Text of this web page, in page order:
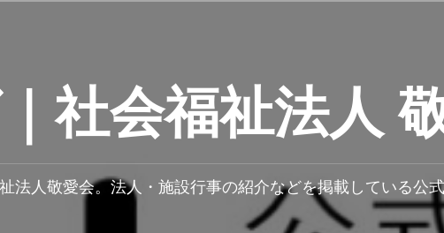
社会福祉法人
法人敬愛会。法人・施設行事の紹介などを掲載している公式